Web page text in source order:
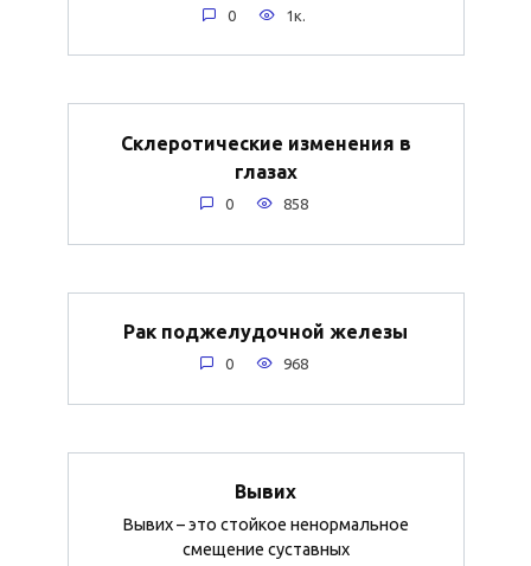
0 1к.
Склеротические изменения в
глазах
0 858
Рак поджелудочной железы
0 968
Вывих
Вывих – это стойкое ненормальное
смещение суставных